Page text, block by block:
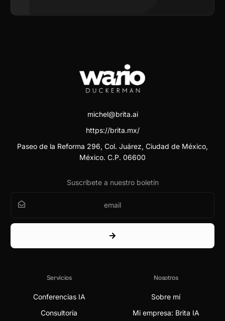
michel@brita.ai
https://brita.mx/
Paseo de la Reforma 296, Col. Juárez, Ciudad de México,
México. C.P. 06600
Suscríbete a nuestro boletín
Servicios
Conferencias IA
Consultoría
Nosotros
Sobre mí
Mi empresa: Brita IA